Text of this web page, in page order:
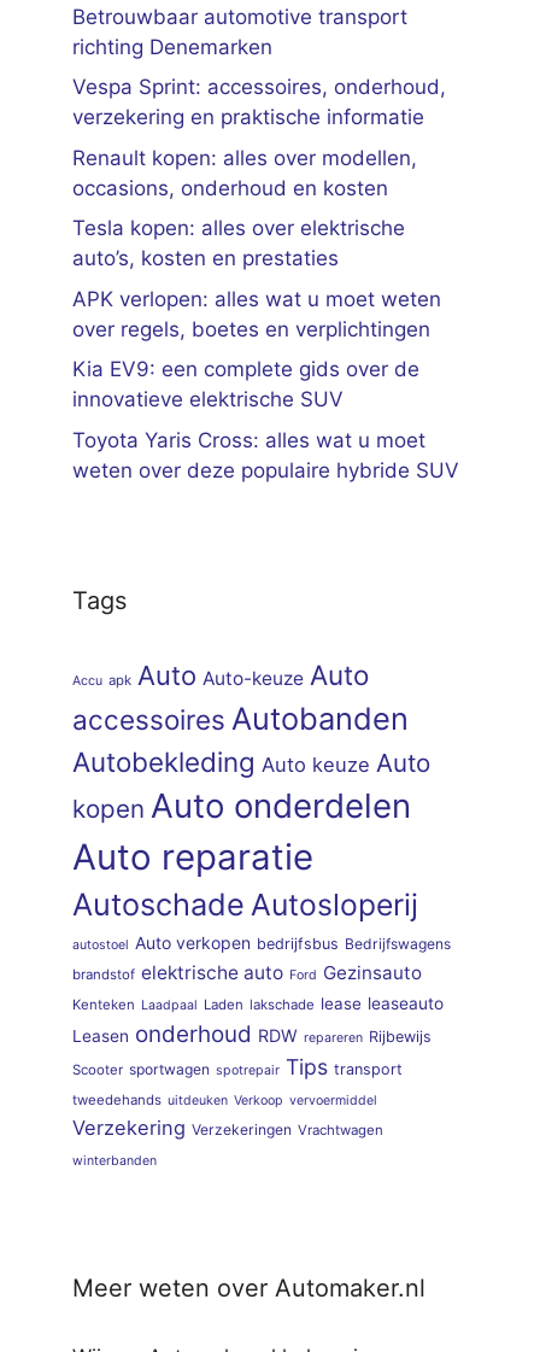
Betrouwbaar automotive transport
richting Denemarken
Vespa Sprint: accessoires, onderhoud,
verzekering en praktische informatie
Renault kopen: alles over modellen,
occasions, onderhoud en kosten
Tesla kopen: alles over elektrische
auto’s, kosten en prestaties
APK verlopen: alles wat u moet weten
over regels, boetes en verplichtingen
Kia EV9: een complete gids over de
innovatieve elektrische SUV
Toyota Yaris Cross: alles wat u moet
weten over deze populaire hybride SUV
Tags
Accu apk Auto Auto-keuze Auto
accessoires Autobanden
Autobekleding Auto keuze Auto
kopen Auto onderdelen
Auto reparatie
Autoschade Autosloperij
autostoel Auto verkopen bedrijfsbus Bedrijfswagens
brandstof elektrische auto Ford Gezinsauto
Kenteken Laadpaal Laden lakschade lease leaseauto
Leasen onderhoud RDW repareren Rijbewijs
Scooter sportwagen spotrepair Tips transport
tweedehands uitdeuken Verkoop vervoermiddel
Verzekering Verzekeringen Vrachtwagen
winterbanden
Meer weten over Automaker.nl